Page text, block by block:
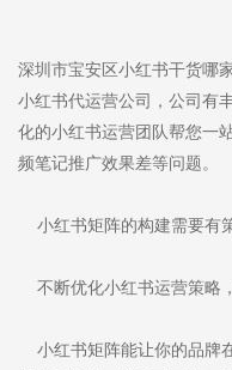
深圳市宝安区小红书干货哪
小红书代运营公司，公司有
化的小红书运营团队帮您一
频笔记推广效果差等问题。
小红书矩阵的构建需要有
不断优化小红书运营策略
小红书矩阵能让你的品牌